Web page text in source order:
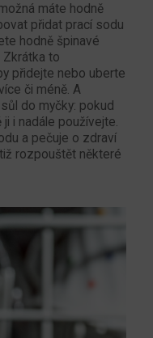
máte hodně
přidat prací sodu
hodně špinavé
Zkrátka to
přidejte nebo uberte
či méně. A
do myčky: pokud
i nadále používejte.
a pečuje o zdraví
rozpouštět některé